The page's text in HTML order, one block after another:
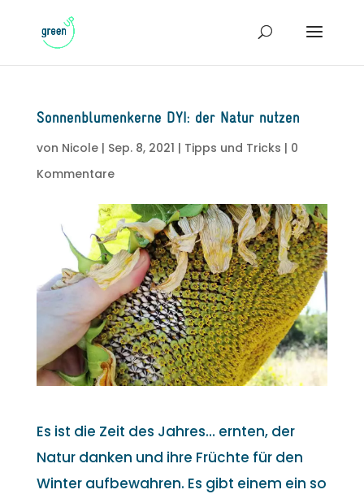
Sonnenblumenkerne DYI: der Natur nutzen
von Nicole| Sep. 8, 2021 | Tipps und Tricks | 0
Kommentare
Es ist die Zeit des Jahres… ernten, der
Natur danken und ihre Früchte für den
Winter aufbewahren. Es gibt einem ein so